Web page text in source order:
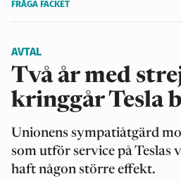
FRÅGA FACKET
AVTAL
Två år med
kringgår Tesla
Unionens sympatiåtgärd
som utför service på Teslas
haft någon större effekt.